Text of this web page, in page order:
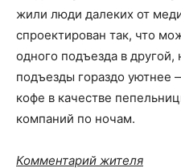
жили люди далеких от
спроектирован так, что
одного подъезда в
подъезды гораздо уютнее
кофе в качестве
компаний по ночам.
Комментарий жителя